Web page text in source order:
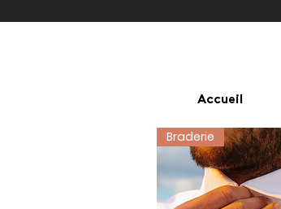
Accueil
Braderie